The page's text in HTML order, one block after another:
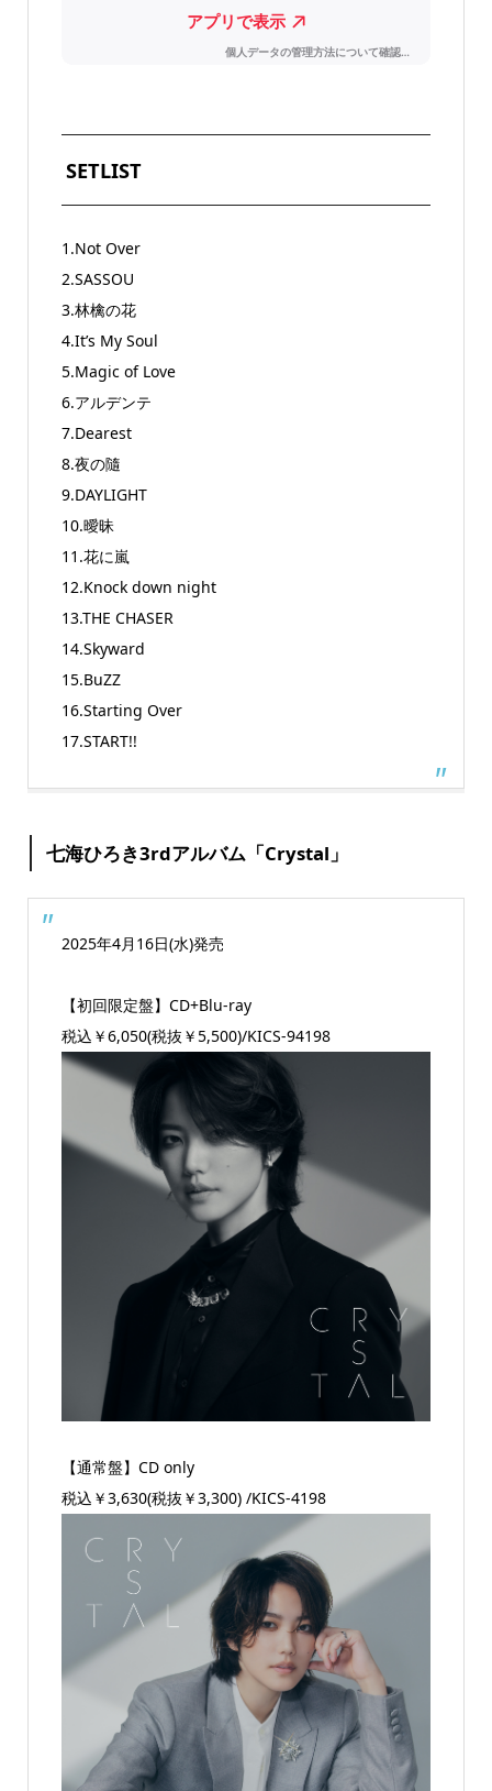
SETLIST
1.Not Over
2.SASSOU
3.林檎の花
4.It’s My Soul
5.Magic of Love
6.アルデンテ
7.Dearest
8.夜の隨
9.DAYLIGHT
10.曖昧
11.花に嵐
12.Knock down night
13.THE CHASER
14.Skyward
15.BuZZ
16.Starting Over
17.START!!
七海ひろき3rdアルバム「Crystal」
2025年4月16日(水)発売
【初回限定盤】CD+Blu-ray
税込￥6,050(税抜￥5,500)/KICS-94198
【通常盤】CD only
税込￥3,630(税抜￥3,300) /KICS-4198